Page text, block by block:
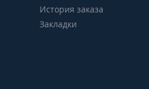
История заказа
Закладки